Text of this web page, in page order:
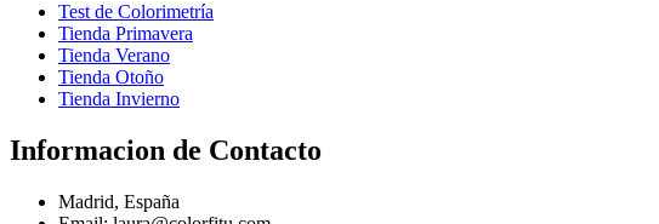
Test de Colorimetría
Tienda Primavera
Tienda Verano
Tienda Otoño
Tienda Invierno
Informacion de Contacto
Madrid, España